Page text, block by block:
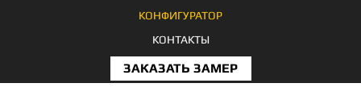
КОНФИГУРАТОР
КОНТАКТЫ
ЗАКАЗАТЬ ЗАМЕР